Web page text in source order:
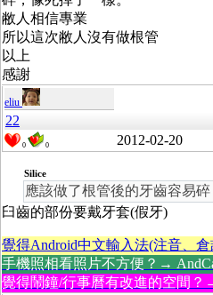
敝人相信專業
所以這次敝人沒有做根管
以上
感謝
eliu
22
0 0 2012-02-20
Silice
應該做了根管後的牙齒容易碎
臼齒的部份要戴牙套(假牙)
覺得Android中文輸入法(注音、
手機照相看照片不方便？→
覺得鬧鐘/行事曆有改進的空間